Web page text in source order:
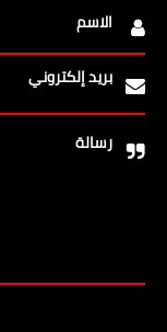
الاسم
بريد إلكتروني
رسالة